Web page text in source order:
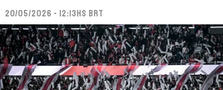
20/05/2026 - 12:13hs BRT